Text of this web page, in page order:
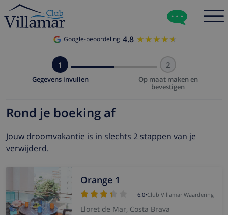
Google-beoordeling 4.8 ★★★★★
★★★★★
1
Gegevens invullen
2
Op maat maken en
bevestigen
Rond je boeking af
Jouw droomvakantie is in slechts 2 stappen van je
verwijderd.
Orange 1
6.0•Club Villamar Waardering
Lloret de Mar, Costa Brava